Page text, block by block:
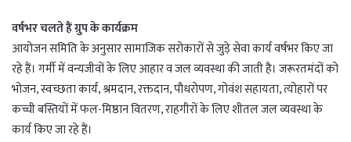
वर्षभर चलते हैं ग्रुप के कार्यक्रम
आयोजन समिति के अनुसार सामाजिक सरोकारों से जुड़े सेवा कार्य वर्षभर किए जा
रहे हैं। गर्मी में वन्यजीवों के लिए आहार व जल व्यवस्था की जाती है। जरूरतमंदों को
भोजन, स्वच्छता कार्य, श्रमदान, रक्तदान, पौधरोपण, गोवंश सहायता, त्योहारों पर
कच्ची बस्तियों में फल-मिष्ठान वितरण, राहगीरों के लिए शीतल जल व्यवस्था के
कार्य किए जा रहे हैं।